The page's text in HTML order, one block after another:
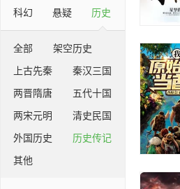
科幻
悬疑 历史
全部
架空历史
上古先秦
秦汉三国
两晋隋唐
五代十国
两宋元明
清史民国
外国历史
历史传记
其他